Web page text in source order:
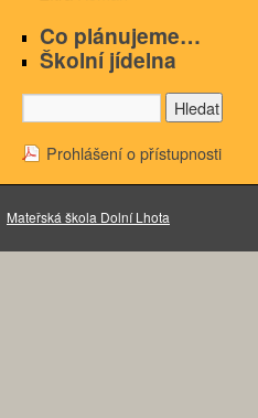
Co plánujeme…
Školní jídelna
Prohlášení o přístupnosti
Mateřská škola Dolní Lhota